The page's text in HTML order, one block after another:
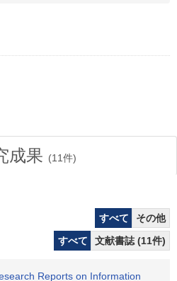
成果 (11件)
すべて
その他
すべて
文献書誌 (11件)
Reports on Information